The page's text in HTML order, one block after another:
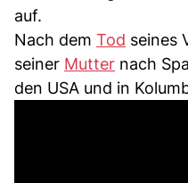
auf.
Nach dem Tod seines
seiner Mutter nach
den USA und in